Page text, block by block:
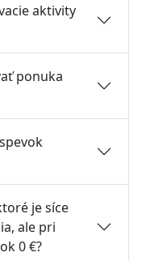
aktivity
ponuka
je síce
ale pri
0 €?